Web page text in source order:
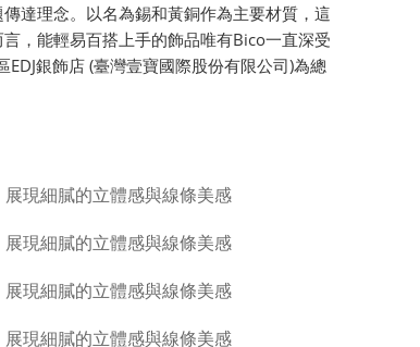
達理念。以名為錫和黃銅作為主要材質，這
，能輕易百搭上手的飾品唯有Bico一直深受
銀飾店 (臺灣壹寶國際股份有限公司)為總